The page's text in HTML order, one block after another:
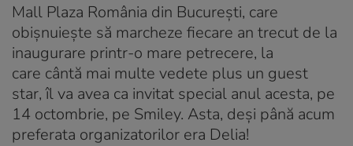
Mall Plaza România din București, care
obișnuiește să marcheze fiecare an trecut de la
inaugurare printr-o mare petrecere, la
care cântă mai multe vedete plus un guest
star, îl va avea ca invitat special anul acesta, pe
14 octombrie, pe Smiley. Asta, deși până acum
preferata organizatorilor era Delia!